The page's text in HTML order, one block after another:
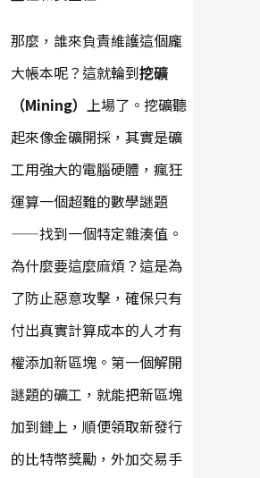
那麼，誰來負責維護這個龐
大帳本呢？這就輪到挖礦
（Mining） 上場了。挖礦聽
起來像金礦開採，其實是礦
工用強大的電腦硬體，瘋狂
運算一個超難的數學謎題
——找到一個特定雜湊值。
為什麼要這麼麻煩？這是為
了防止惡意攻擊，確保只有
付出真實計算成本的人才有
權添加新區塊。第一個解開
謎題的礦工，就能把新區塊
加到鏈上，順便領取新發行
的比特幣獎勵，外加交易手